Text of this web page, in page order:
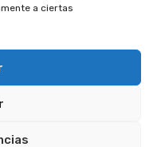
a ciertas
ARGENTINA